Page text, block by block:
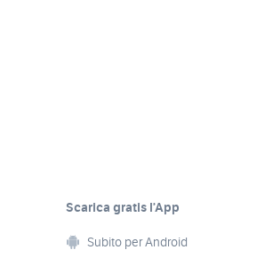
Scarica gratis l’App
Subito per Android